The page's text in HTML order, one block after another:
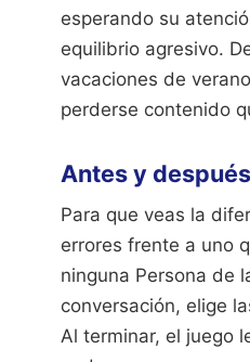
esperando su
equilibrio agresivo.
vacaciones de
perderse contenido
Antes y
Para que veas la
errores frente a uno
ninguna Persona de
conversación, elige
Al terminar, el juego